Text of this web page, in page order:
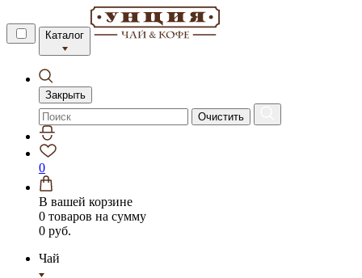
Каталог
Закрыть
Очистить
0
В вашей корзине
0 товаров на сумму
0 руб.
Чай